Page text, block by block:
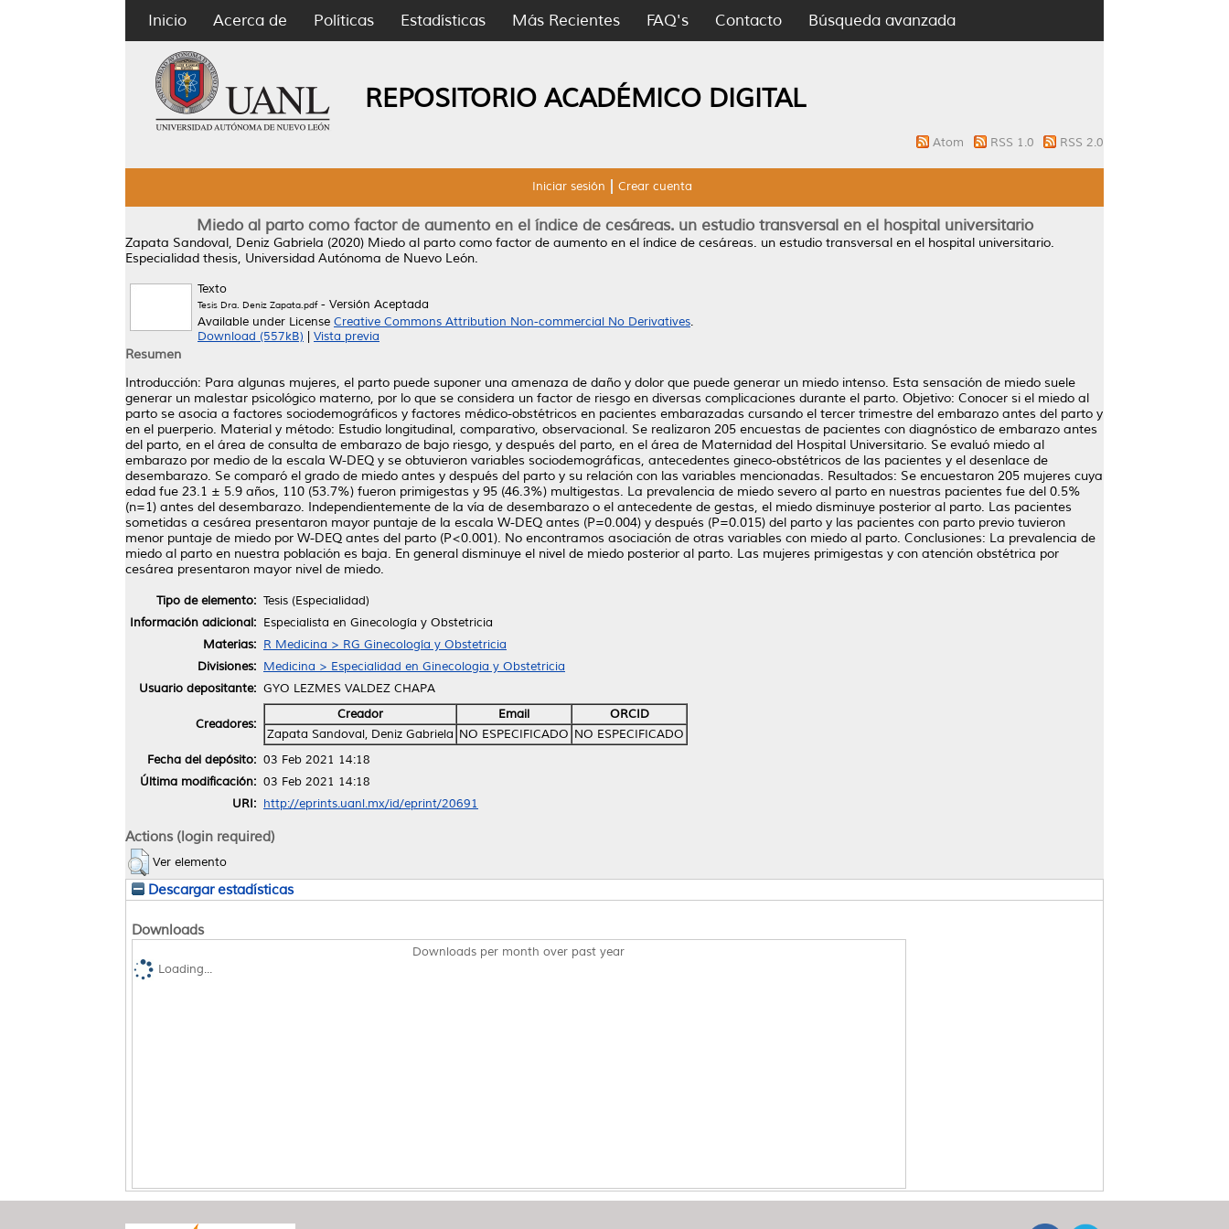
Inicio Acerca de Políticas Estadísticas Más Recientes FAQ's Contacto Búsqueda avanzada
REPOSITORIO ACADÉMICO DIGITAL
Atom RSS 1.0 RSS 2.0
Iniciar sesión Crear cuenta
Miedo al parto como factor de aumento en el índice de cesáreas. un estudio transversal en el hospital universitario
Zapata Sandoval, Deniz Gabriela (2020) Miedo al parto como factor de aumento en el índice de cesáreas. un estudio transversal en el hospital universitario.
Especialidad thesis, Universidad Autónoma de Nuevo León.
Texto
Tesis Dra. Deniz Zapata.pdf- Versión Aceptada
Available under License Creative Commons Attribution Non-commercial No Derivatives.
Download (557kB)
Vista previa
Resumen
Introducción: Para algunas mujeres, el parto puede suponer una amenaza de daño y dolor que puede generar un miedo intenso. Esta sensación de miedo suele
generar un malestar psicológico materno, por lo que se considera un factor de riesgo en diversas complicaciones durante el parto. Objetivo: Conocer si el miedo al
parto se asocia a factores sociodemográficos y factores médico-obstétricos en pacientes embarazadas cursando el tercer trimestre del embarazo antes del parto y
en el puerperio. Material y método: Estudio longitudinal, comparativo, observacional. Se realizaron 205 encuestas de pacientes con diagnóstico de embarazo antes
del parto, en el área de consulta de embarazo de bajo riesgo, y después del parto, en el área de Maternidad del Hospital Universitario. Se evaluó miedo al
embarazo por medio de la escala W-DEQ y se obtuvieron variables sociodemográficas, antecedentes gineco-obstétricos de las pacientes y el desenlace de
desembarazo. Se comparó el grado de miedo antes y después del parto y su relación con las variables mencionadas. Resultados: Se encuestaron 205 mujeres cuya
edad fue 23.1 ± 5.9 años, 110 (53.7%) fueron primigestas y 95 (46.3%) multigestas. La prevalencia de miedo severo al parto en nuestras pacientes fue del 0.5%
(n=1) antes del desembarazo. Independientemente de la vía de desembarazo o el antecedente de gestas, el miedo disminuye posterior al parto. Las pacientes
sometidas a cesárea presentaron mayor puntaje de la escala W-DEQ antes (P=0.004) y después (P=0.015) del parto y las pacientes con parto previo tuvieron
menor puntaje de miedo por W-DEQ antes del parto (P<0.001). No encontramos asociación de otras variables con miedo al parto. Conclusiones: La prevalencia de
miedo al parto en nuestra población es baja. En general disminuye el nivel de miedo posterior al parto. Las mujeres primigestas y con atención obstétrica por
cesárea presentaron mayor nivel de miedo.
Tipo de elemento: Tesis (Especialidad)
Información adicional: Especialista en Ginecología y Obstetricia
Materias: R Medicina > RG Ginecología y Obstetricia
Divisiones: Medicina > Especialidad en Ginecologia y Obstetricia
Usuario depositante: GYO LEZMES VALDEZ CHAPA
Creadores:
Creador Email
ORCID
Zapata Sandoval, Deniz Gabriela NO ESPECIFICADO NO ESPECIFICADO
Fecha del depósito: 03 Feb 2021 14:18
Última modificación: 03 Feb 2021 14:18
URI: http://eprints.uanl.mx/id/eprint/20691
Actions (login required)
Ver elemento
Descargar estadísticas
Downloads
Downloads per month over past year
Loading...